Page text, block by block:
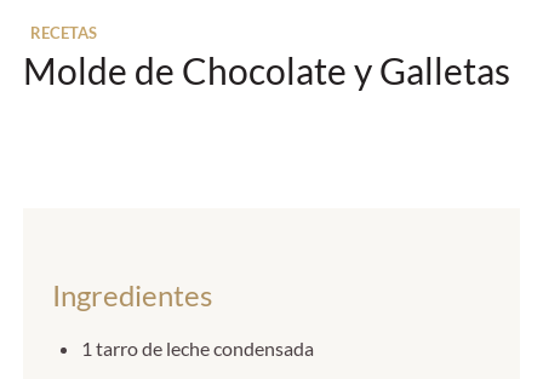
RECETAS
Molde de Chocolate y Galletas
Ingredientes
1 tarro de leche condensada